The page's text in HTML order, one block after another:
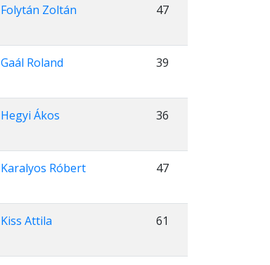
Folytán Zoltán 47
Gaál Roland 39
Hegyi Ákos 36
Karalyos Róbert 47
Kiss Attila 61